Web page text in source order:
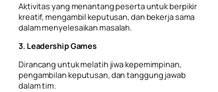
Aktivitas yang menantang peserta untuk berpikir
kreatif, mengambil keputusan, dan bekerja sama
dalam menyelesaikan masalah.
3. Leadership Games
Dirancang untuk melatih jiwa kepemimpinan,
pengambilan keputusan, dan tanggung jawab
dalam tim.